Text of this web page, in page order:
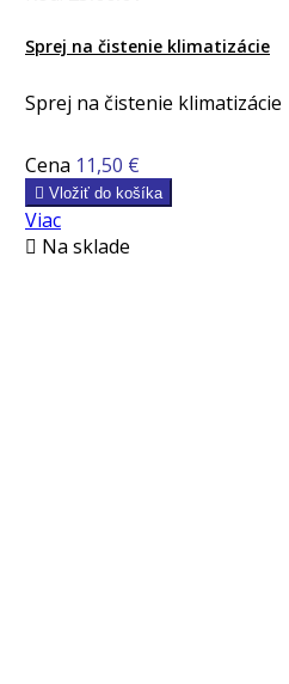
Sprej na čistenie klimatizácie
Sprej na čistenie klimatizácie
Cena 11,50 €
 Vložiť do košíka
Viac
 Na sklade